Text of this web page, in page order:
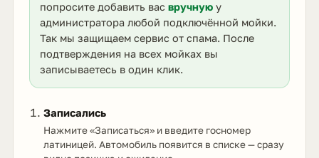
попросите добавить вас вручнуюу
администратора любой подключённой мойки.
Так мы защищаем сервис от спама. После
подтверждения на всех мойках вы
записываетесь в один клик.
Записались
Нажмите «Записаться» и введите госномер
латиницей. Автомобиль появится в списке — сразу